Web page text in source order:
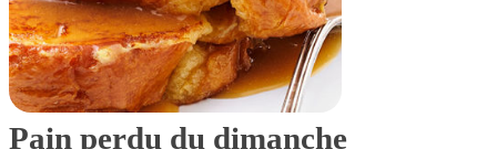
Pain perdu du dimanche